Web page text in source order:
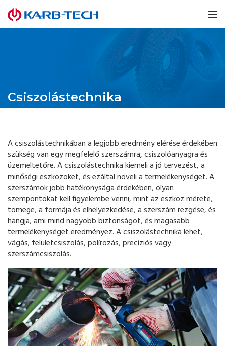
Csiszolástechnika
A csiszolástechnikában a legjobb eredmény elérése érdekében
szükség van egy megfelelő szerszámra, csiszolóanyagra és
üzemeltetőre. A csiszolástechnika kiemeli a jó tervezést, a
minőségi eszközöket, és ezáltal növeli a termelékenységet. A
szerszámok jobb hatékonysága érdekében, olyan
szempontokat kell figyelembe venni, mint az eszköz mérete,
tömege, a formája és elhelyezkedése, a szerszám rezgése, és
hangja, ami mind nagyobb biztonságot, és magasabb
termelékenységet eredményez. A csiszolástechnika lehet,
vágás, felületcsiszolás, polírozás, precíziós vagy
szerszámcsiszolás.